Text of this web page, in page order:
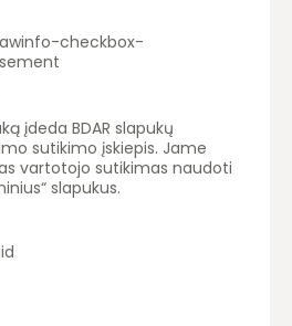
checkbox-
įdeda BDAR slapukų
sutikimo įskiepis. Jame
vartotojo sutikimas naudoti
slapukus.